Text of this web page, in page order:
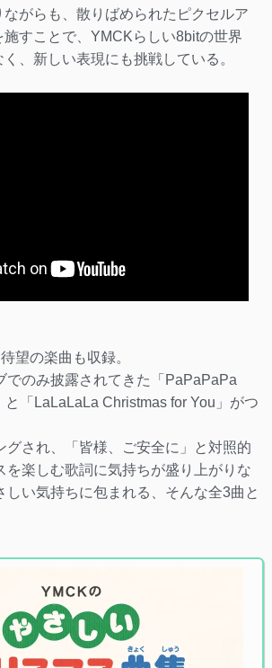
がらも、散りばめられたピクセルア
施すことで、YMCKらしい8bitの世界
、新しい表現にも挑戦している。
望の楽曲も収録。
でのみ披露されてきた「PaPaPaPa
と「LaLaLaLa Christmas for You」がつ
グされ、「皆様、ご安全に」と対照的
を楽しむ歌詞に気持ちが盛り上がりな
しい気持ちに包まれる、そんな全3曲と